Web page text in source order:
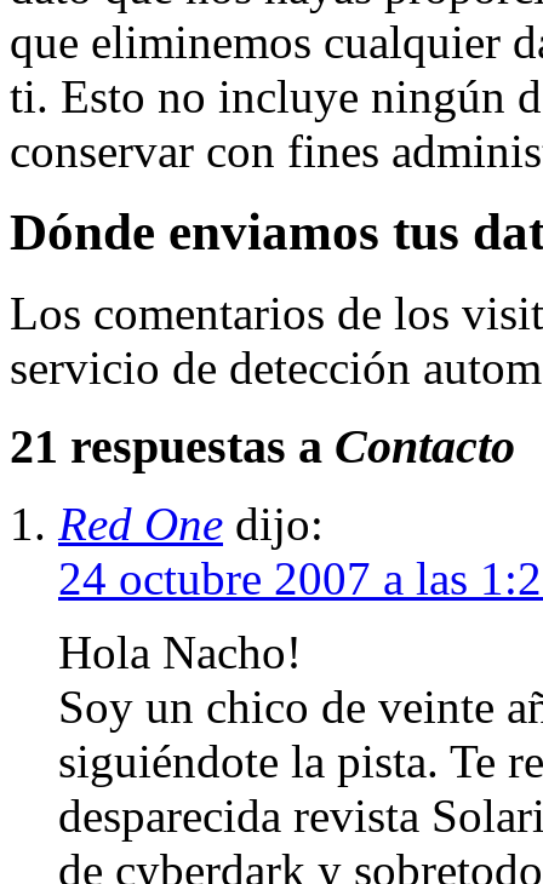
que eliminemos cualquier
ti. Esto no incluye ningún
conservar con fines
Dónde enviamos tus
Los comentarios de los
servicio de detección
21 respuestas a Contacto
Red One dijo:
24 octubre 2007 a las
Hola Nacho!
Soy un chico de veinte
siguiéndote la pista. Te
desparecida revista
de cyberdark y